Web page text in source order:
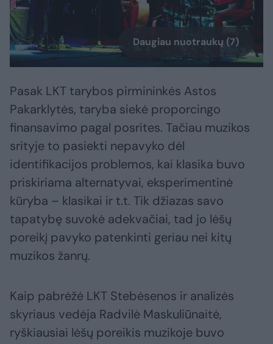
Daugiau nuotraukų (7)
Pasak LKT tarybos pirmininkės Astos
Pakarklytės, taryba siekė proporcingo
finansavimo pagal posrites. Tačiau muzikos
srityje to pasiekti nepavyko dėl
identifikacijos problemos, kai klasika buvo
priskiriama alternatyvai, eksperimentinė
kūryba – klasikai ir t.t. Tik džiazas savo
tapatybę suvokė adekvačiai, tad jo lėšų
poreikį pavyko patenkinti geriau nei kitų
muzikos žanrų.
Kaip pabrėžė LKT Stebėsenos ir analizės
skyriaus vedėja Radvilė Maskuliūnaitė,
ryškiausiai lėšų poreikis muzikoje buvo